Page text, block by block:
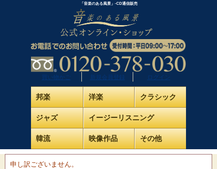
「音楽のある風景」-CD通信販売
買い物かご 新規会員登録 ログイン
邦楽 洋楽 クラシック
ジャズ イージーリスニング
韓流 映像作品 その他
申し訳ございません。